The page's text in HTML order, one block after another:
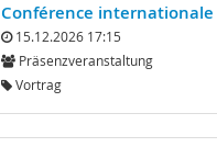
Conférence internationale
15.12.2026 17:15
Präsenzveranstaltung
Vortrag